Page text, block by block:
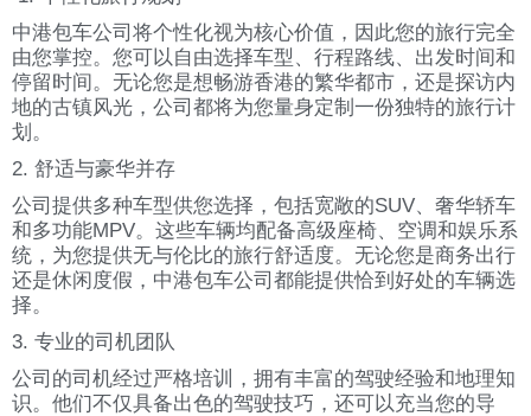
中港包车公司将个性化视为核心价值，因此您的旅行完全
由您掌控。您可以自由选择车型、行程路线、出发时间和
停留时间。无论您是想畅游香港的繁华都市，还是探访内
地的古镇风光，公司都将为您量身定制一份独特的旅行计
划。
2. 舒适与豪华并存
公司提供多种车型供您选择，包括宽敞的SUV、奢华轿车
和多功能MPV。这些车辆均配备高级座椅、空调和娱乐系
统，为您提供无与伦比的旅行舒适度。无论您是商务出行
还是休闲度假，中港包车公司都能提供恰到好处的车辆选
择。
3. 专业的司机团队
公司的司机经过严格培训，拥有丰富的驾驶经验和地理知
识。他们不仅具备出色的驾驶技巧，还可以充当您的导